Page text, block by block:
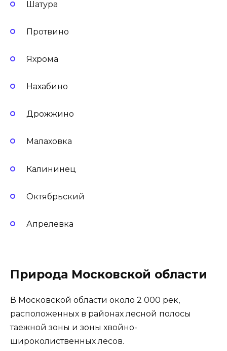
Шатура
Протвино
Яхрома
Нахабино
Дрожжино
Малаховка
Калининец
Октябрьский
Апрелевка
Природа Московской области
В Московской области около 2 000 рек,
расположенных в районах лесной полосы
таежной зоны и зоны хвойно-
широколиственных лесов.